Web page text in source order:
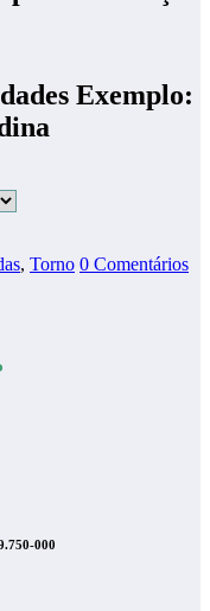
Exemplo:
, Torno 0 Comentários
000